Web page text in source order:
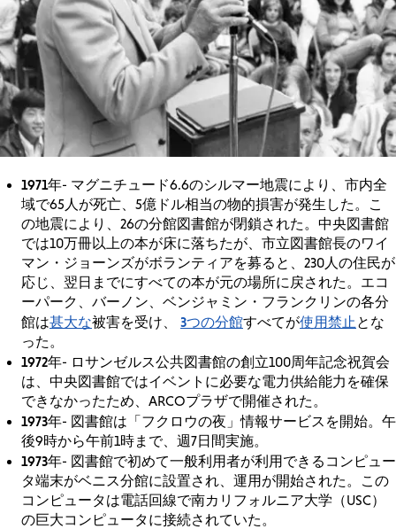
1971年- マグニチュード6.6のシルマー地震により、市内全
域で65人が死亡、5億ドル相当の物的損害が発生した。こ
の地震により、26の分館図書館が閉鎖された。中央図書館
では10万冊以上の本が床に落ちたが、市立図書館長のワイ
マン・ジョーンズがボランティアを募ると、230人の住民が
応じ、翌日までにすべての本が元の場所に戻された。エコ
ーパーク、バーノン、ベンジャミン・フランクリンの各分
館は甚大な被害を受け、 3つの分館すべてが使用禁止 とな
った。
1972年- ロサンゼルス公共図書館の創立100周年記念祝賀会
は、中央図書館ではイベントに必要な電力供給能力を確保
できなかったため、ARCOプラザで開催された。
1973年- 図書館は「フクロウの夜」情報サービスを開始。午
後9時から午前1時まで、週7日間実施。
1973年- 図書館で初めて一般利用者が利用できるコンピュー
タ端末がベニス分館に設置され、運用が開始された。この
コンピュータは電話回線で南カリフォルニア大学（USC）
の巨大コンピュータに接続されていた。